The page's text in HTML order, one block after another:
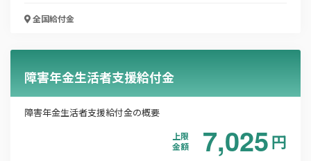
全国給付金
障害年金生活者支援給付金
障害年金生活者支援給付金の概要
上限
金額
7,025円